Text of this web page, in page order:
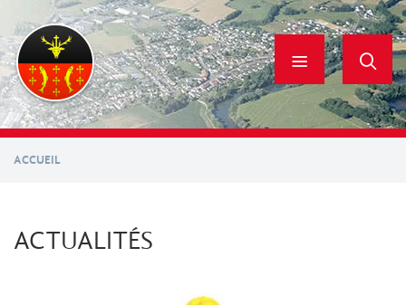
contenu
principal
ACCUEIL
ACTUALITÉS